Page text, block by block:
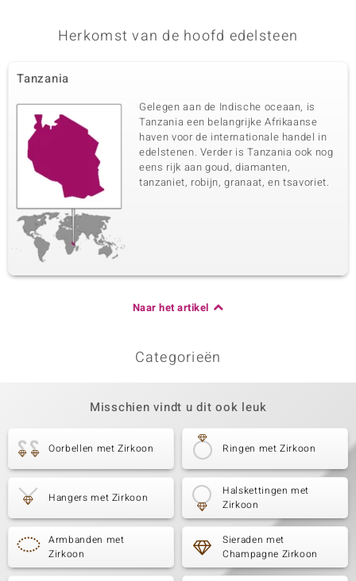
Herkomst van de hoofd edelsteen
Tanzania
Gelegen aan de Indische oceaan, is
Tanzania een belangrijke Afrikaanse
haven voor de internationale handel in
edelstenen. Verder is Tanzania ook nog
eens rijk aan goud, diamanten,
tanzaniet, robijn, granaat, en tsavoriet.
Naar het artikel
Categorieën
Misschien vindt u dit ook leuk
Oorbellen met Zirkoon Ringen met Zirkoon
Hangers met Zirkoon
Halskettingen met
Zirkoon
Armbanden met
Zirkoon
Sieraden met
Champagne Zirkoon